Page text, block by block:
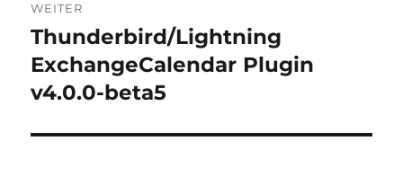
WEITER
Nächster
Beitrag:
Thunderbird/Lightning
ExchangeCalendar Plugin
v4.0.0-beta5